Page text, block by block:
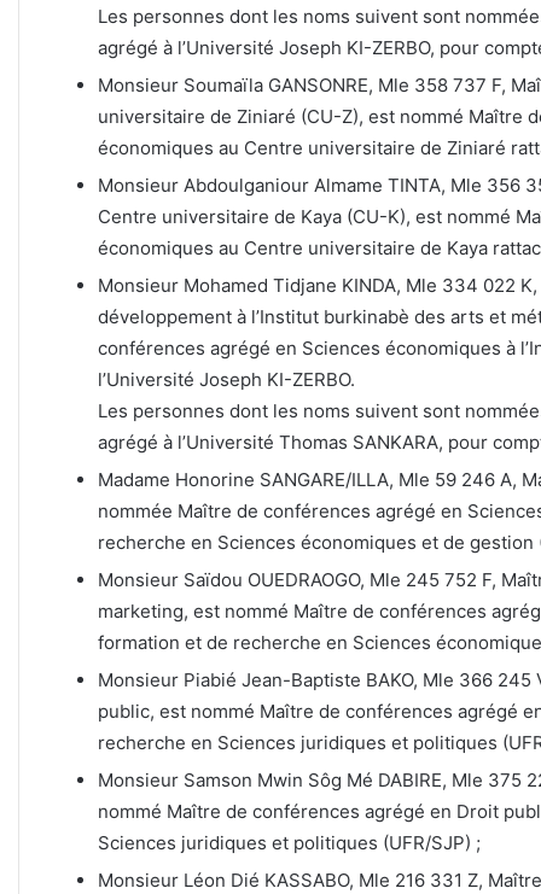
Les personnes dont les noms suivent sont
agrégé à l’Université Joseph KI-ZERBO, pour
Monsieur Soumaïla GANSONRE, Mle 358 737 F,
universitaire de Ziniaré (CU-Z), est nommé Maître
économiques au Centre universitaire de Ziniaré
Monsieur Abdoulganiour Almame TINTA, Mle 356
Centre universitaire de Kaya (CU-K), est nommé
économiques au Centre universitaire de Kaya
Monsieur Mohamed Tidjane KINDA, Mle 334 022
développement à l’Institut burkinabè des arts et
conférences agrégé en Sciences économiques à
l’Université Joseph KI-ZERBO.
Les personnes dont les noms suivent sont
agrégé à l’Université Thomas SANKARA, pour
Madame Honorine SANGARE/ILLA, Mle 59 246 A,
nommée Maître de conférences agrégé en
recherche en Sciences économiques et de gestion
Monsieur Saïdou OUEDRAOGO, Mle 245 752 F,
marketing, est nommé Maître de conférences
formation et de recherche en Sciences
Monsieur Piabié Jean-Baptiste BAKO, Mle 366
public, est nommé Maître de conférences agrégé
recherche en Sciences juridiques et politiques
Monsieur Samson Mwin Sôg Mé DABIRE, Mle 375
nommé Maître de conférences agrégé en Droit
Sciences juridiques et politiques (UFR/SJP) ;
Monsieur Léon Dié KASSABO, Mle 216 331 Z,